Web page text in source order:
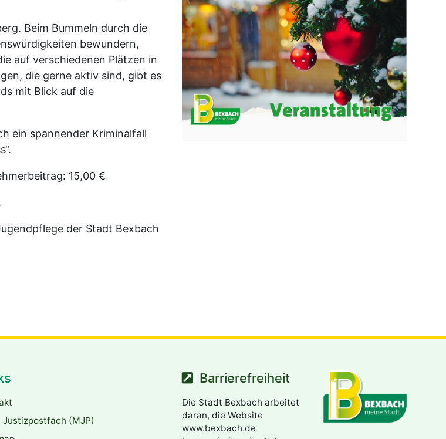
Beim Bummeln durch die
bewundern,
auf verschiedenen Plätzen in
die gerne aktiv sind, gibt es
mit Blick auf die
ein spannender Kriminalfall
15,00 €
der Stadt Bexbach
Justizpostfach (MJP)
Barrierefreiheit
Die Stadt Bexbach arbeitet
daran, die Website
www.bexbach.de